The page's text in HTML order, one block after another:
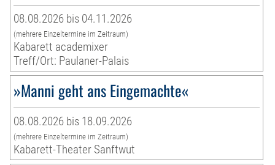
08.08.2026 bis 04.11.2026
(mehrere Einzeltermine im Zeitraum)
Kabarett academixer
Treff/Ort: Paulaner-Palais
»Manni geht ans Eingemachte«
08.08.2026 bis 18.09.2026
(mehrere Einzeltermine im Zeitraum)
Kabarett-Theater Sanftwut